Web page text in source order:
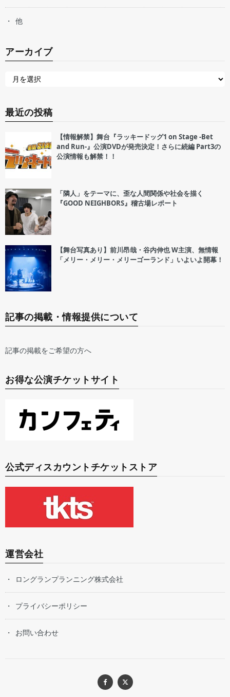
他
アーカイブ
最近の投稿
【情報解禁】舞台『ラッキードッグ1 on Stage -Bet
and Run-』公演DVDが発売決定！さらに続編 Part3の
公演情報も解禁！！
「隣人」をテーマに、歪な人間関係や社会を描く
『GOOD NEIGHBORS』稽古場レポート
【舞台写真あり】前川昂哉・谷内伸也 W主演、無情報
「メリー・メリー・メリーゴーランド」いよいよ開幕！
記事の掲載・情報提供について
記事の掲載をご希望の方へ
お得な公演チケットサイト
公式ディスカウントチケットストア
運営会社
ロングランプランニング株式会社
プライバシーポリシー
お問い合わせ